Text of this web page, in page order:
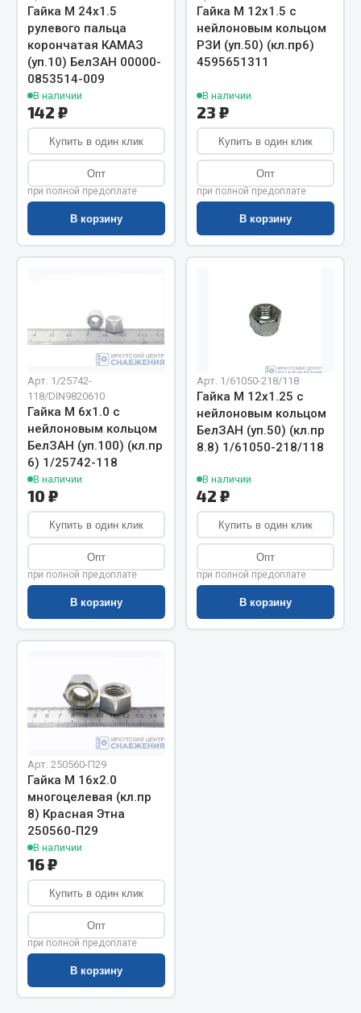
Весь раздел
Автомобильная электрика
Автолампы
Блоки реле и предохранителей
Вилки нагрузочные
Выключатели и переключатели клавишные
Выключатели кнопочные
Выключатель массы
Весь раздел
Запчасти на полуприцепы
Амортизаторы для полуприцепов
Весь раздел
Двигатель
Система питания
Система выпуска газа
Система охлаждения
Сцепление
Коробка передач ZF
Показать ещё
Запчасти МАЗ
Система питания
Подвеска
Тормозная система
Двери
Окно ветровое
Двигатель
Показать ещё
Гайка М 24х1.5
рулевого пальца
корончатая КАМАЗ
(уп.10) БелЗАН 00000-
0853514-009
В наличии
142 ₽
Купить в один клик
Опт
при полной предоплате
В корзину
Гайка М 12х1.5 с
нейлоновым кольцом
РЗИ (уп.50) (кл.пр6)
4595651311
В наличии
23 ₽
Купить в один клик
Опт
при полной предоплате
В корзину
Арт. 1/25742-
118/DIN9820610
Гайка М 6х1.0 с
нейлоновым кольцом
БелЗАН (уп.100) (кл.пр
6) 1/25742-118
В наличии
10 ₽
Купить в один клик
Опт
при полной предоплате
В корзину
Арт. 1/61050-218/118
Гайка М 12х1.25 с
нейлоновым кольцом
БелЗАН (уп.50) (кл.пр
8.8) 1/61050-218/118
В наличии
42 ₽
Купить в один клик
Опт
при полной предоплате
В корзину
Арт. 250560-П29
Гайка М 16х2.0
многоцелевая (кл.пр
8) Красная Этна
250560-П29
В наличии
16 ₽
Купить в один клик
Опт
при полной предоплате
В корзину